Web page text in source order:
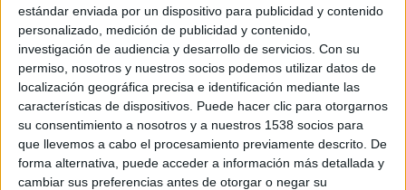
estándar enviada por un dispositivo para publicidad y contenido
personalizado, medición de publicidad y contenido,
investigación de audiencia y desarrollo de servicios. Con su
permiso, nosotros y nuestros socios podemos utilizar datos de
localización geográfica precisa e identificación mediante las
características de dispositivos. Puede hacer clic para otorgarnos
su consentimiento a nosotros y a nuestros 1538 socios para
que llevemos a cabo el procesamiento previamente descrito. De
forma alternativa, puede acceder a información más detallada y
cambiar sus preferencias antes de otorgar o negar su
Sector: Farma
Contacto del cliente: Clara Compairé Del Río,
Carla Sánchez
Agencia: Manifiesto
General manager Barcelona: Kelya Ramírez
Beltrán